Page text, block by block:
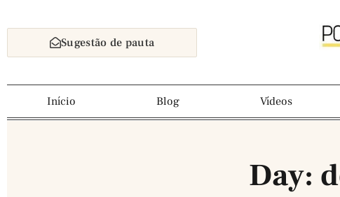
Sugestão de pauta
Início Blog Vídeos
Day: